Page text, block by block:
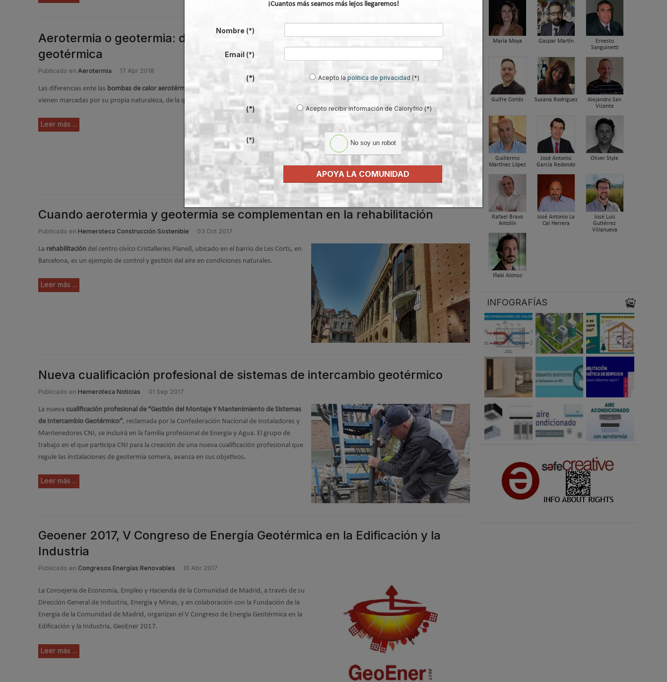
Aerotermia o geotermia: diferencias entre la bomba de calor aerotérmica y
geotérmica
Publicado en Aerotermia 17 Abr 2018
Las diferencias ente las bombas de calor aerotérmicas, las
vienen marcadas por su propia naturaleza, de la que deriva su denominación.
Leer más ...
Cuando aerotermia y geotermia se complementan en la rehabilitación
Publicado en Hemeroteca Construcción Sostenible 03 Oct 2017
La rehabilitación del centro cívico Cristalleries Planell, ubicado en el barrio de Les Corts, en
Barcelona, es un ejemplo de control y gestión del aire en condiciones naturales.
Leer más ...
Nueva cualificación profesional de sistemas de intercambio geotérmico
Publicado en Hemeroteca Noticias 01 Sep 2017
La nueva cualificación profesional de “Gestión del Montaje Y Mantenimiento de Sistemas
de Intercambio Geotérmico”, reclamada por la Confederación Nacional de Instaladores y
Mantenedores CNI, se incluirá en la familia profesional de Energía y Agua. El grupo de
trabajo en el que participa CNI para la creación de una nueva cualificación profesional que
regule las instalaciones de geotermia somera, avanza en sus objetivos.
Leer más ...
Geoener 2017, V Congreso de Energía Geotérmica en la Edificación y la
Industria
Publicado en Congresos Energías Renovables 10 Abr 2017
La Consejería de Economía, Empleo y Hacienda de la Comunidad de Madrid, a través de su
Dirección General de Industria, Energía y Minas, y en colaboración con la Fundación de la
Energía de la Comunidad de Madrid, organizan el V Congreso de Energía Geotérmica en la
Edificación y la Industria, GeoEner 2017.
Leer más ...
María Moya Gaspar Martín
Ernesto
Sanguinetti
Guifre Cortés Susana Rodriguez
Alejandro San
Vicente
Guillermo
Martínez López
José Antonio
García Redondo
Oliver Style
Rafael Bravo
Antolín
José Antonio La
Cal Herrera
José Luis
Gutiérrez
Villanueva
Iñaki Alonso
INFOGRAFÍAS
¡Cuantos más seamos más lejos llegaremos!
Nombre (*)
Email (*)
(*) Acepto lapolítica de privacidad (*)
(*) Acepto recibir información de Caloryfrio (*)
(*) No soy un robot
APOYA LA COMUNIDAD